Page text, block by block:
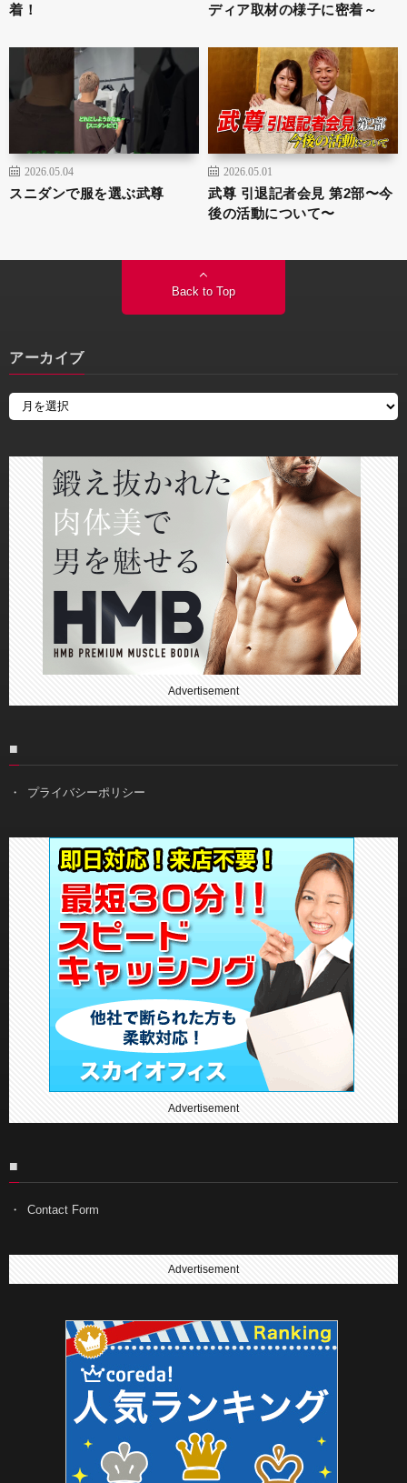
着！
ディア取材の様子に密着～
2026.05.04
スニダンで服を選ぶ武尊
2026.05.01
武尊 引退記者会見 第2部〜今
後の活動について〜
Back to Top
アーカイブ
Advertisement
■
プライバシーポリシー
Advertisement
■
Contact Form
Advertisement